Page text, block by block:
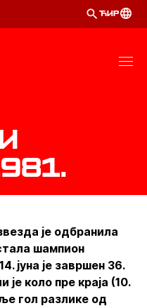
ЋИР
је одбранила
шампион
јуна је завршен 36.
коло пре краја (10.
гол разлике од